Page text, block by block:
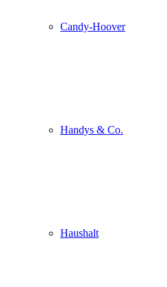
Candy-Hoover
Handys & Co.
Haushalt